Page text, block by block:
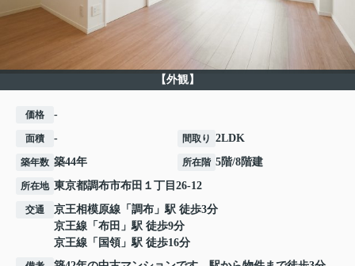
【外観】
価格 -
面積 - 間取り 2LDK
築年数 築44年 所在階 5階/8階建
所在地 東京都調布市布田 １丁目26-12
交通 京王相模原線 「 調布 」駅 徒歩3分
京王線 「 布田 」駅 徒歩9分
京王線 「 国領 」駅 徒歩16分